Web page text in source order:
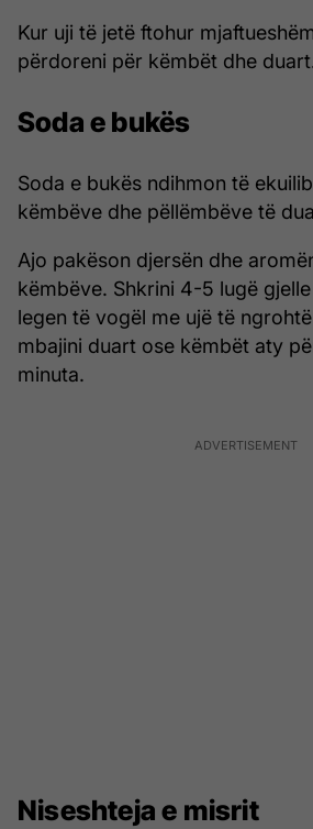
Kur uji të jetë ftohur
përdoreni për këmbët dhe
Soda e bukës
Soda e bukës ndihmon të
këmbëve dhe pëllëmbëve të
Ajo pakëson djersën dhe
këmbëve. Shkrini 4-5 lugë
legen të vogël me ujë të
mbajini duart ose këmbët aty
minuta.
Niseshteja e misrit